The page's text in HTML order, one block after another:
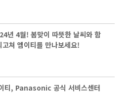
년 4월! 봄맞이 따뜻한 날씨와 함
쳐 엠이티를 만나보세요!
티, Panasonic 공식 서비스센터